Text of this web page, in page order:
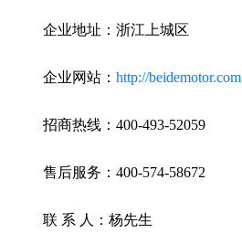
企业地址：浙江上城区
企业网站： http://beidemotor.com
招商热线：400-493-52059
售后服务：400-574-58672
联 系 人：杨先生